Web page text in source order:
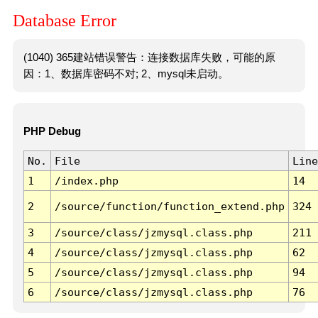
Database Error
(1040) 365建站错误警告：连接数据库失败，可能的原
因：1、数据库密码不对; 2、mysql未启动。
PHP Debug
No. File
Line
1
/index.php 14
2 /source/function/function_extend.php 324
3 /source/class/jzmysql.class.php
211
4
/source/class/jzmysql.class.php
62
5
/source/class/jzmysql.class.php
94
6
/source/class/jzmysql.class.php 76